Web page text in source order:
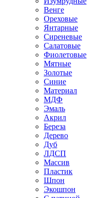
Венге
Ореховые
Янтарные
Сиреневые
Салатовые
Фиолетовые
Мятные
Золотые
Синие
Материал
МДФ
Эмаль
Акрил
Береза
Дерево
Дуб
ЛДСП
Массив
Пластик
Шпон
Экошпон